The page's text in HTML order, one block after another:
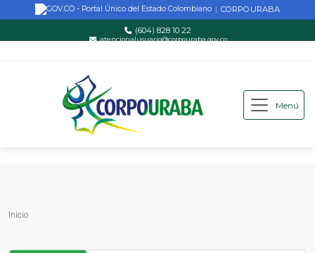
Saltar al contenido principal
| CORPOURABA
(604) 828 10 22
atencionalusuario@corpouraba.gov.co
Menú
Inicio